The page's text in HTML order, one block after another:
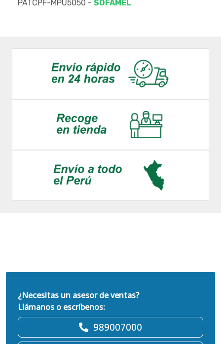
PATCPF-MPU5050 - SOFAMEL
¿Necesitas un asesor de ventas?
Llámanos o escríbenos:
989007000